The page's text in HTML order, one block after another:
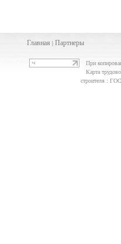
Главная |Партнеры
При
Карта
строителя :